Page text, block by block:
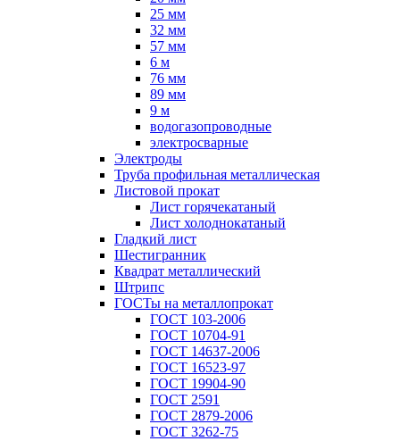
25 мм
32 мм
57 мм
6 м
76 мм
89 мм
9 м
водогазопроводные
электросварные
Электроды
Труба профильная металлическая
Листовой прокат
Лист горячекатаный
Лист холоднокатаный
Гладкий лист
Шестигранник
Квадрат металлический
Штрипс
ГОСТы на металлопрокат
ГОСТ 103-2006
ГОСТ 10704-91
ГОСТ 14637-2006
ГОСТ 16523-97
ГОСТ 19904-90
ГОСТ 2591
ГОСТ 2879-2006
ГОСТ 3262-75